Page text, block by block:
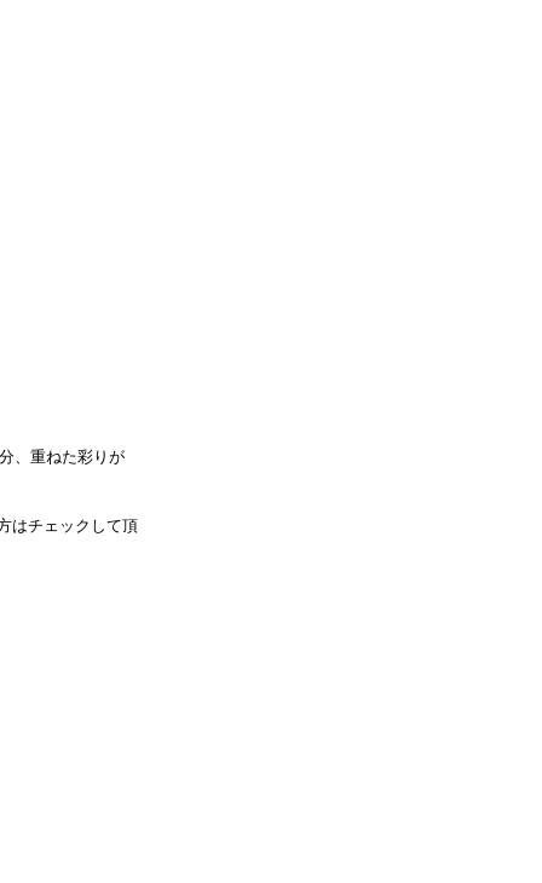
、重ねた彩りが
はチェックして頂